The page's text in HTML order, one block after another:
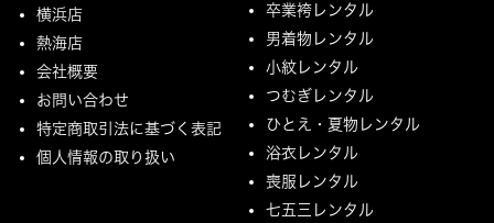
横浜店
熱海店
会社概要
お問い合わせ
特定商取引法に基づく表記
個人情報の取り扱い
卒業袴レンタル
男着物レンタル
小紋レンタル
つむぎレンタル
ひとえ・夏物レンタル
浴衣レンタル
喪服レンタル
七五三レンタル